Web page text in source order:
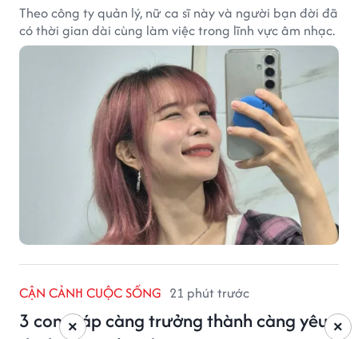
Theo công ty quản lý, nữ ca sĩ này và người bạn đời đã
có thời gian dài cùng làm việc trong lĩnh vực âm nhạc.
CẬN CẢNH CUỘC SỐNG 21 phút trước
3 con giáp càng trưởng thành càng yêu ×
×